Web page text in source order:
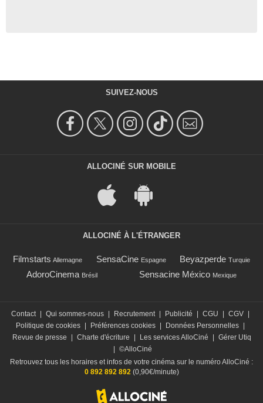
SUIVEZ-NOUS
ALLOCINÉ SUR MOBILE
ALLOCINÉ À L'ÉTRANGER
Filmstarts Allemagne SensaCine Espagne Beyazperde Turquie
AdoroCinema Brésil Sensacine México Mexique
Contact Qui sommes-nous Recrutement Publicité CGU CGV
Politique de cookies
Préférences cookies Données Personnelles
Revue de presse
Charte d'écriture Les services AlloCiné
Gérer Utiq
©AlloCiné
Retrouvez tous les horaires et infos de votre cinéma sur le numéro AlloCiné :
0 892 892 892(0,90€/minute)